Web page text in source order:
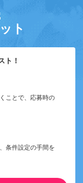
ト
ト！
ことで、応募時の
条件設定の手間を